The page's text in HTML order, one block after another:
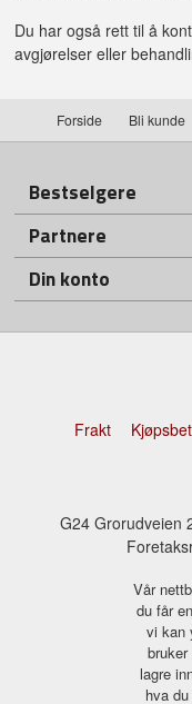
Du har også rett til å
avgjørelser eller
Forside Bli kunde
Bestselgere
Partnere
Din konto
Frakt
G24 Grorudveien
Vår
du får
vi kan
lagre
hva